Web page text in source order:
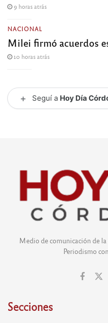
9 horas atrás
NACIONAL
Milei firmó acuerdos
10 horas atrás
+ Seguí a Hoy Día
Medio de comunicación de
Periodismo
Secciones